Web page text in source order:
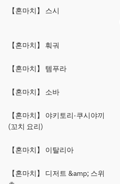
【혼마치】 스시
【혼마치】 훠궈
【혼마치】 템푸라
【혼마치】 소바
【혼마치】 야키토리·쿠시야끼
(꼬치 요리)
【혼마치】 이탈리아
【혼마치】 디저트 &amp; 스위